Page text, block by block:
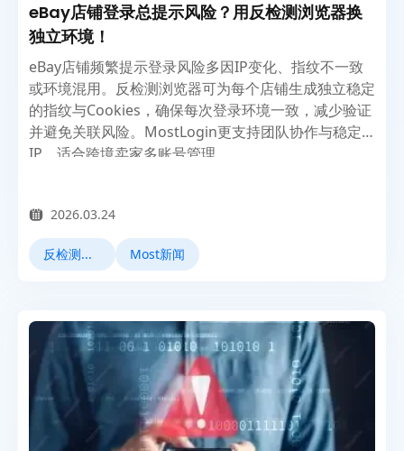
eBay店铺登录总提示风险？用反检测浏览器换
独立环境！
eBay店铺频繁提示登录风险多因IP变化、指纹不一致
或环境混用。反检测浏览器可为每个店铺生成独立稳定
的指纹与Cookies，确保每次登录环境一致，减少验证
并避免关联风险。MostLogin更支持团队协作与稳定
IP，适合跨境卖家多账号管理。
2026.03.24
反检测浏览器 Most新闻